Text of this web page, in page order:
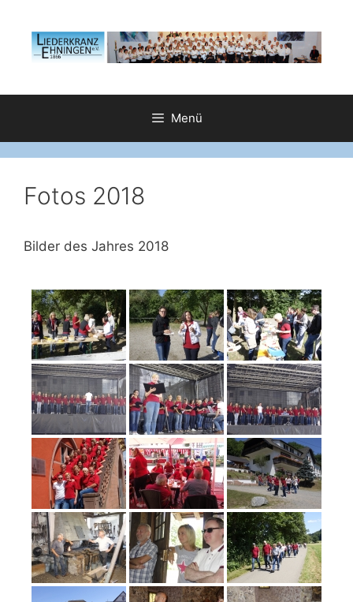
Inhalt
springen
Menü
Fotos 2018
Bilder des Jahres 2018